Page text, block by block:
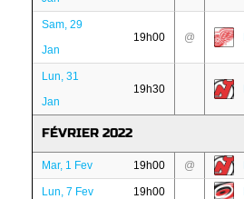
Sam, 29
Jan
19h00 @
Lun, 31
Jan
19h30
FÉVRIER 2022
Mar, 1 Fev 19h00 @
Lun, 7 Fev 19h00